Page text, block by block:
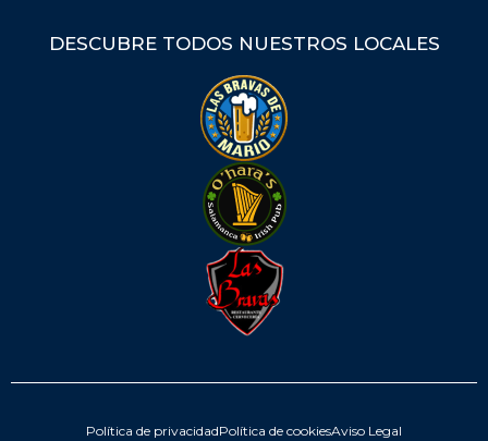
DESCUBRE TODOS NUESTROS LOCALES
Política de privacidadPolítica de cookiesAviso Legal